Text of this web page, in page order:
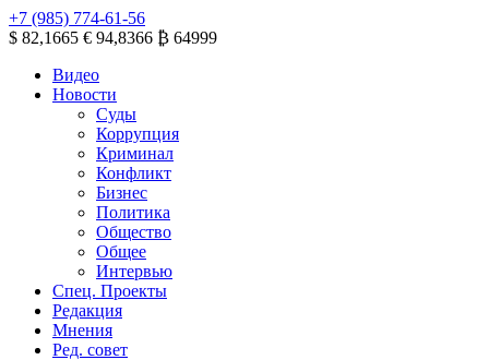
+7 (985) 774-61-56
$ 82,1665 € 94,8366 ₿ 64999
Видео
Новости
Суды
Коррупция
Криминал
Конфликт
Бизнес
Политика
Общество
Общее
Интервью
Спец. Проекты
Редакция
Мнения
Ред. совет